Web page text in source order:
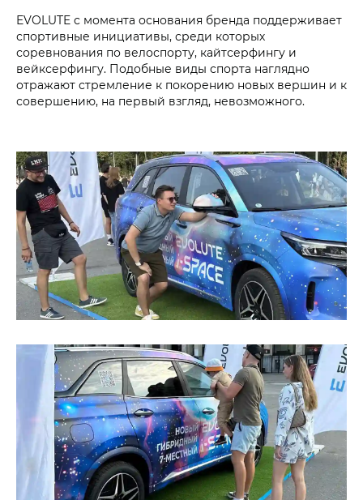
EVOLUTE с момента основания бренда поддерживает
спортивные инициативы, среди которых
соревнования по велоспорту, кайтсерфингу и
вейксерфингу. Подобные виды спорта наглядно
отражают стремление к покорению новых вершин и к
совершению, на первый взгляд, невозможного.